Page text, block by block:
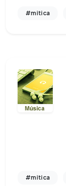
#mitica
#mitica